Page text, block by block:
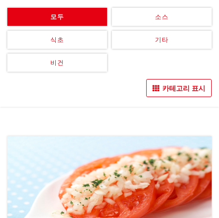
모두 소스
식초 기타
비건
카테고리 표시